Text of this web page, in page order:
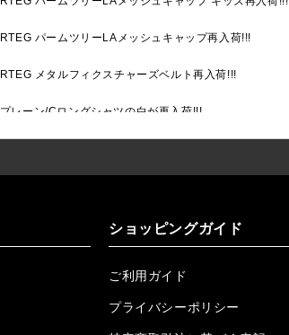
RTEG パームツリーLAメッシュキャップ再入荷!!!
RTEG メタルフィクスチャーズベルト再入荷!!!
プレーン/Cロングシャツの白が再入荷!!!
24/フリンジデニムロングパンツ再入荷!!!
ケミカルブラックデニムロングパンツ再入荷!!!
ショッピングガイド
ご利用ガイド
プライバシーポリシー